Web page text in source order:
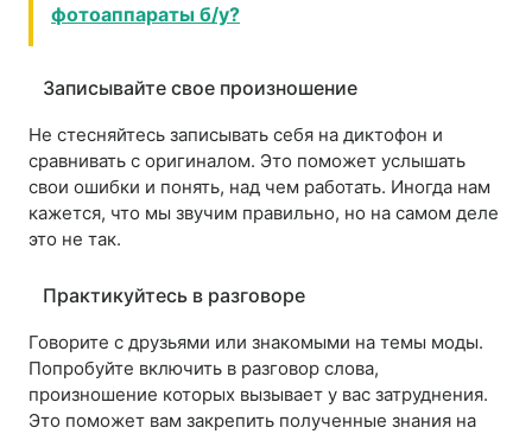
фотоаппараты б/у?
Записывайте свое произношение
Не стесняйтесь записывать себя на диктофон и
сравнивать с оригиналом. Это поможет услышать
свои ошибки и понять, над чем работать. Иногда нам
кажется, что мы звучим правильно, но на самом деле
это не так.
Практикуйтесь в разговоре
Говорите с друзьями или знакомыми на темы моды.
Попробуйте включить в разговор слова,
произношение которых вызывает у вас затруднения.
Это поможет вам закрепить полученные знания на